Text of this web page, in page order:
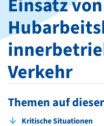
Einsatz
Verkehr
Themen auf
Kritische Situationen